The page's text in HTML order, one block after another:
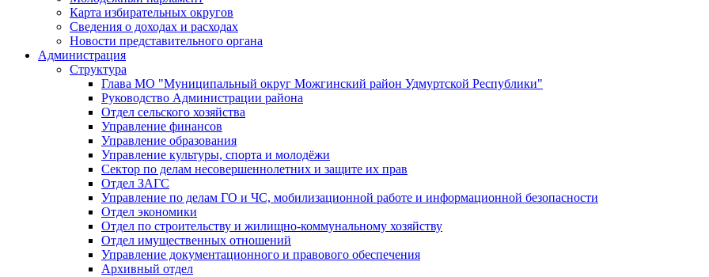
Карта избирательных округов
Сведения о доходах и расходах
Новости представительного органа
Администрация
Структура
Глава МО "Муниципальный округ Можгинский район Удмуртской Республики"
Руководство Администрации района
Отдел сельского хозяйства
Управление финансов
Управление образования
Управление культуры, спорта и молодёжи
Сектор по делам несовершеннолетних и защите их прав
Отдел ЗАГС
Управление по делам ГО и ЧС, мобилизационной работе и информационной безопасности
Отдел экономики
Отдел по строительству и жилищно-коммунальному хозяйству
Отдел имущественных отношений
Управление документационного и правового обеспечения
Архивный отдел